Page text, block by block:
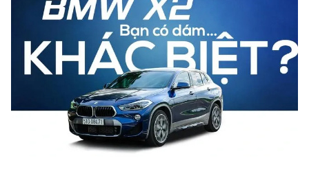
Tin 360
Video Magazine
Sản phẩm khác
Bạn cần biết
Đăng xuất